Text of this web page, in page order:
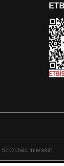
SEO Daio İnteraktif